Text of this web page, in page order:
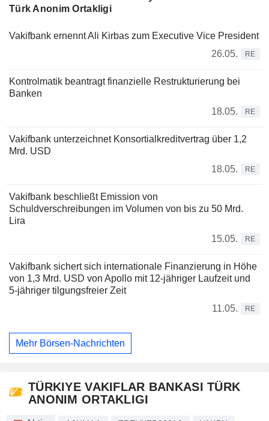
Türk Anonim Ortakligi
Vakifbank ernennt Ali Kirbas zum Executive Vice President
26.05.
RE
Kontrolmatik beantragt finanzielle Restrukturierung bei
Banken
18.05.
RE
Vakifbank unterzeichnet Konsortialkreditvertrag über 1,2
Mrd. USD
18.05.
RE
Vakifbank beschließt Emission von
Schuldverschreibungen im Volumen von bis zu 50 Mrd.
Lira
15.05.
RE
Vakifbank sichert sich internationale Finanzierung in Höhe
von 1,3 Mrd. USD von Apollo mit 12-jähriger Laufzeit und
5-jähriger tilgungsfreier Zeit
11.05.
RE
Mehr Börsen-Nachrichten
TÜRKIYE VAKIFLAR BANKASI TÜRK
ANONIM ORTAKLIGI